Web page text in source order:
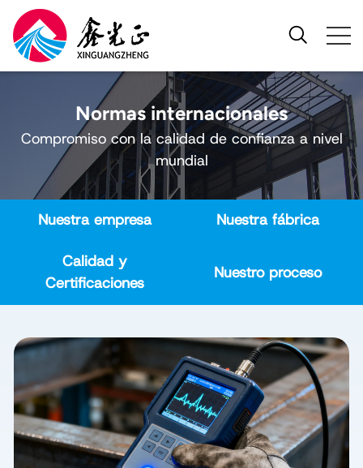
Normas internacionales
Compromiso con la calidad de confianza a nivel
mundial
Nuestra empresa Nuestra fábrica
Calidad y
Certificaciones
Nuestro proceso